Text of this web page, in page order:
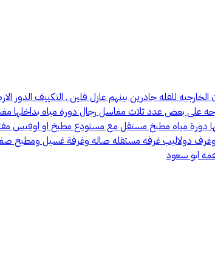
م على الشارع في 27 عمق عمر العقار : ٢٠ سنه بناء شخصي والجدان الخارجيه للفله جادرين
مجلس نساء مع دوره مياه وعدد ٢ مغسله غرفه اضافيه بداخلها دورة مياه مطبخ مستقل